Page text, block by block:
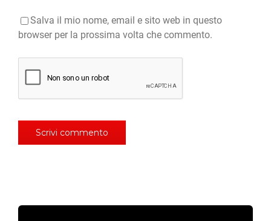
Salva il mio nome, email e sito web in questo
browser per la prossima volta che commento.